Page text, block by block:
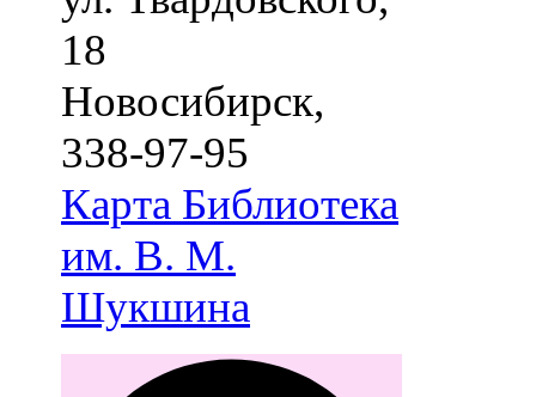
18
Новосибирск,
338-97-95
Карта Библиотека
им. В. М.
Шукшина